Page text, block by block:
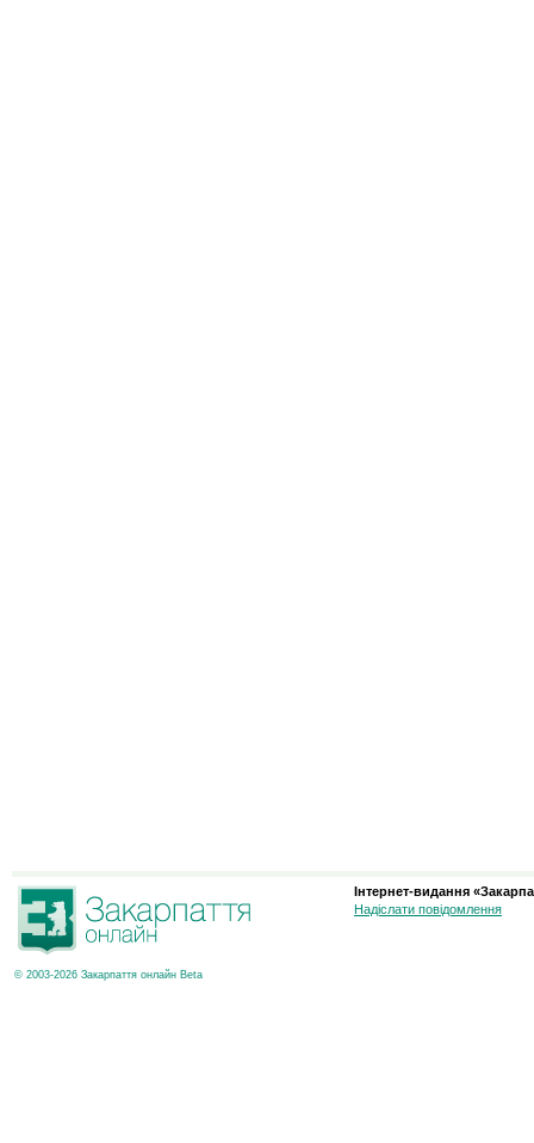
© 2003-2026 Закарпаття онлайн Beta
Інтернет-видання
Надіслати повідомлення